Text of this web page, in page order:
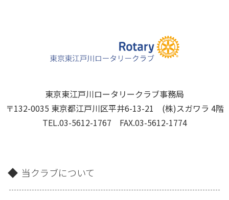
東京東江戸川ロータリークラブ事務局
〒132-0035 東京都江戸川区平井6-13-21 (株)スガワラ 4階
TEL.03-5612-1767 FAX.03-5612-1774
当クラブについて